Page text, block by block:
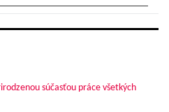
súčasťou práce všetkých